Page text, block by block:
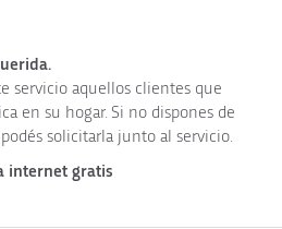
servicio aquellos clientes que
en su hogar. Si no dispones de
solicitarla junto al servicio.
internet gratis